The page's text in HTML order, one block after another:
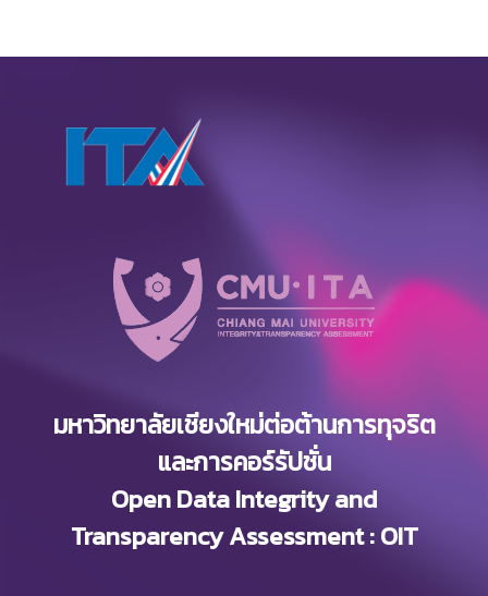
การ
มหาวิทยาลัยเชียงใหม่ต่อต้านการทุจริต
และการคอร์รัปชั่น
Open Data Integrity and
Transparency Assessment : OIT